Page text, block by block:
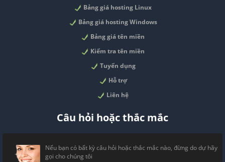
Bảng giá hosting Linux
Bảng giá hosting Windows
Bảng giá tên miền
Kiểm tra tên miền
Tuyển dụng
Hỗ trợ
Liên hệ
Câu hỏi hoặc thắc mắc
Nếu bạn có bất kỳ câu hỏi hoặc thắc mắc nào, đừng do dự hãy
gọi cho chúng tôi